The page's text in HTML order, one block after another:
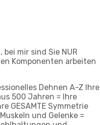
mir sind Sie NUR
Komponenten arbeiten
Dehnen A-Z
500 Jahren = Ihre
GESAMTE Symmetrie
und Gelenke =